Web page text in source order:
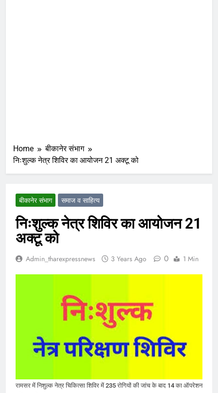
Home
बीकानेर संभाग
निःशुल्क नेत्र शिविर का आयोजन 21 अक्टू को
बीकानेर संभाग समाज व साहित्य
निःशुल्क नेत्र शिविर का आयोजन 21
अक्टू को
Admin_tharexpressnews 3 Years Ago 0 1 Min
रामसर में निशुल्क नेत्र चिकित्सा शिविर में 235 रोगियों की जांच के बाद 14 का ऑपरेशन